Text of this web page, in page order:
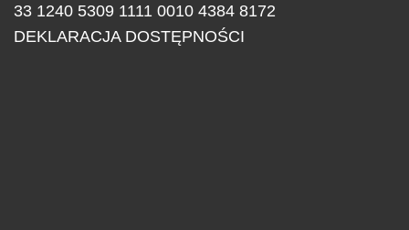
33 1240 5309 1111 0010 4384 8172
DEKLARACJA DOSTĘPNOŚCI